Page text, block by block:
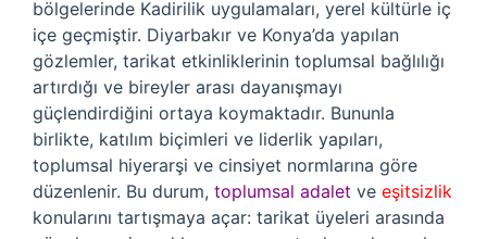
bölgelerinde Kadirilik uygulamaları, yerel kültürle iç
içe geçmiştir. Diyarbakır ve Konya’da yapılan
gözlemler, tarikat etkinliklerinin toplumsal bağlılığı
artırdığı ve bireyler arası dayanışmayı
güçlendirdiğini ortaya koymaktadır. Bununla
birlikte, katılım biçimleri ve liderlik yapıları,
toplumsal hiyerarşi ve cinsiyet normlarına göre
düzenlenir. Bu durum, toplumsal adalet ve eşitsizlik
konularını tartışmaya açar: tarikat üyeleri arasında